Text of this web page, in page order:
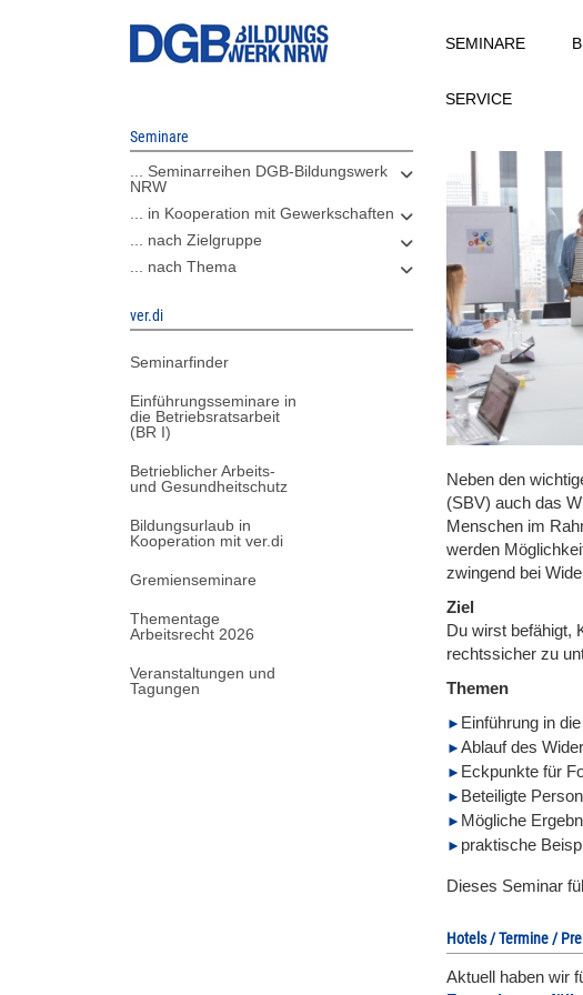
SEMINARE
SERVICE
Seminare
... Seminarreihen DGB-Bildungswerk
NRW
... in Kooperation mit Gewerkschaften
... nach Zielgruppe
... nach Thema
ver.di
Seminarfinder
Einführungsseminare in
die Betriebsratsarbeit
(BR I)
Betrieblicher Arbeits-
und Gesundheitschutz
Bildungsurlaub in
Kooperation mit ver.di
Gremienseminare
Thementage
Arbeitsrecht 2026
Veranstaltungen und
Tagungen
Neben den
(SBV) auch das
Menschen im
werden
zwingend bei
Ziel
Du wirst befähigt,
rechtssicher zu
Themen
Einführung in
Ablauf des
Eckpunkte für
Beteiligte
Mögliche
praktische
Dieses Seminar
Hotels / Termine /
Aktuell haben wir